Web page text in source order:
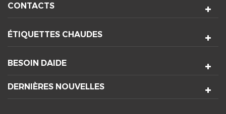
CONTACTS
ÉTIQUETTES CHAUDES
BESOIN DAIDE
DERNIÈRES NOUVELLES